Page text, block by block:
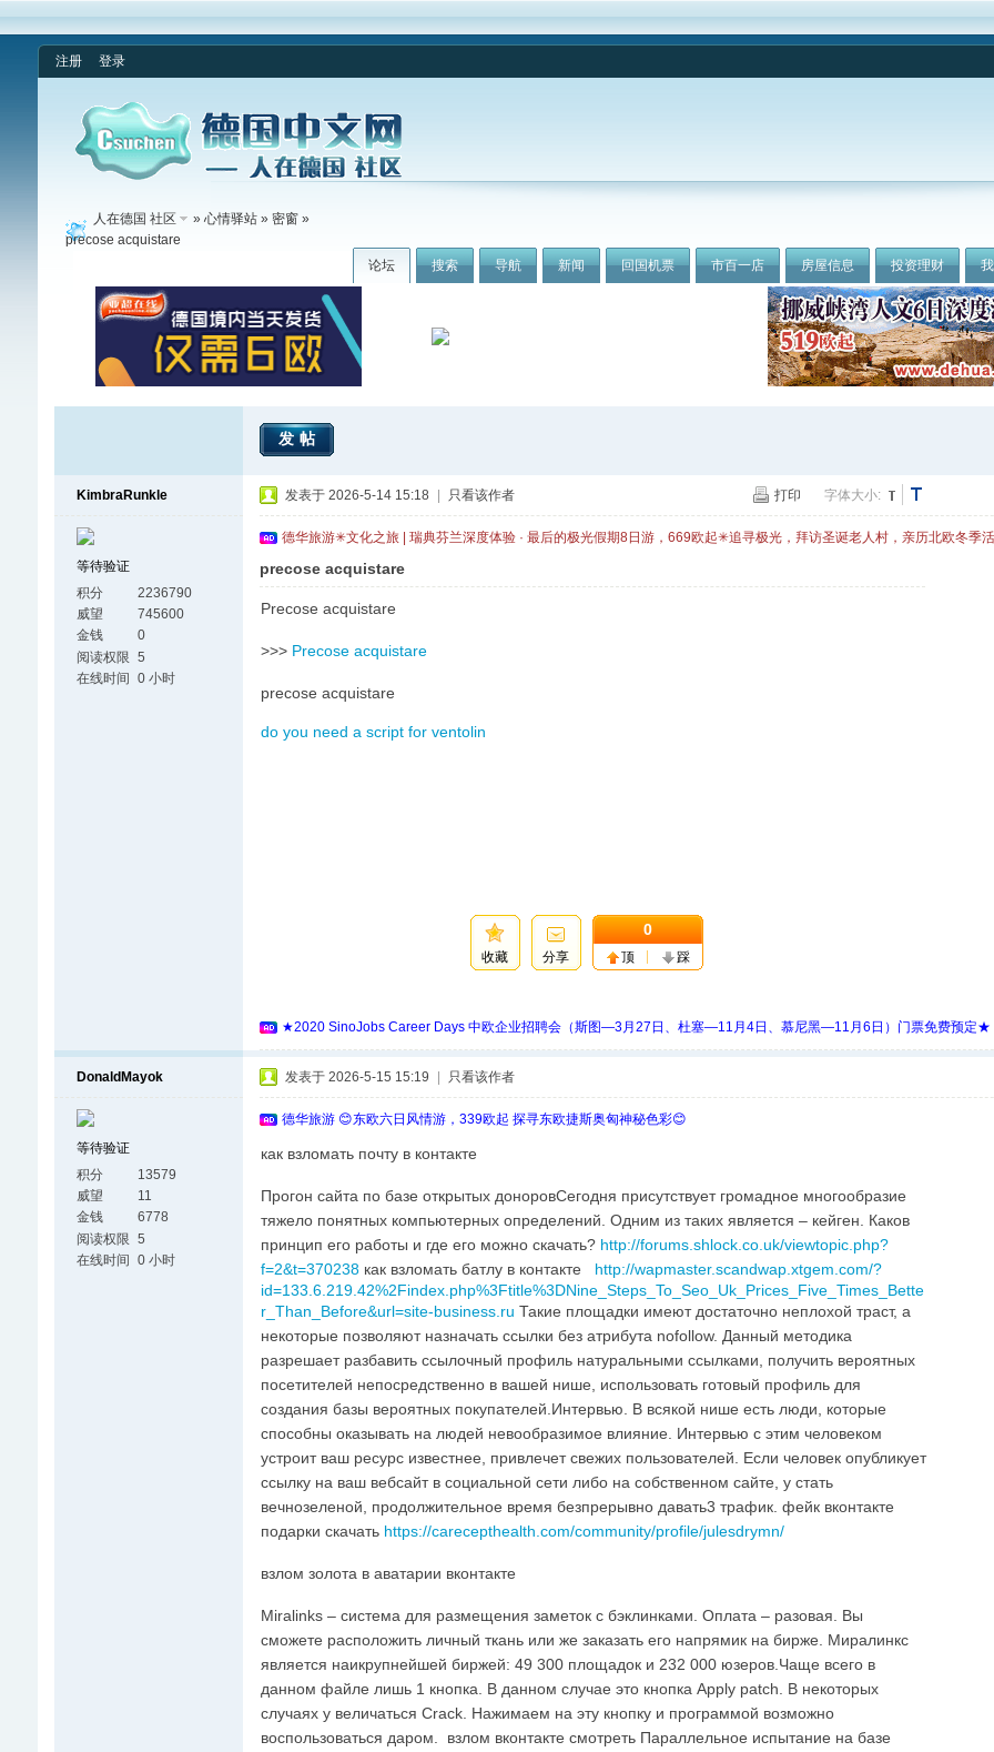
注册 登录
论坛 搜索 导航 新闻 回国机票 市百一店 房屋信息 投资理财
人在德国 社区 » 心情驿站» 密窗»
precose acquistare
发帖
KimbraRunkle
等待验证
积分
2236790
威望
745600
金钱
0
阅读权限 5
在线时间 0 小时
打印 字体大小:
发表于 2026-5-14 15:18 只看该作者
德华旅游✳文化之旅 | 瑞典芬兰深度体验 · 最后的极光假期8日游，669欧起✳追寻极光，拜访圣诞老人村，亲历北欧冬季
precose acquistare
Precose acquistare
>>> Precose acquistare
precose acquistare
do you need a script for ventolin
收藏 分享
0
顶 踩
★2020 SinoJobs Career Days 中欧企业招聘会（斯图—3月27日、杜塞—11月4日、慕尼黑—11月6日）门票免费预定★
DonaldMayok
等待验证
积分
13579
威望
11
金钱
6778
阅读权限 5
在线时间 0 小时
发表于 2026-5-15 15:19 只看该作者
德华旅游 😊东欧六日风情游，339欧起 探寻东欧捷斯奥匈神秘色彩😊
как взломать почту в контакте
Прогон сайта по базе открытых доноровСегодня присутствует громадное многообразие
тяжело понятных компьютерных определений. Одним из таких является – кейген. Каков
принцип его работы и где его можно скачать? http://forums.shlock.co.uk/viewtopic.php?
f=2&t=370238как взломать батлу в контакте http://wapmaster.scandwap.xtgem.com/?
id=133.6.219.42%2Findex.php%3Ftitle%3DNine_Steps_To_Seo_Uk_Prices_Five_Times_Bette
r_Than_Before&url=site-business.ru Такие площадки имеют достаточно неплохой траст, а
некоторые позволяют назначать ссылки без атрибута nofollow. Данный методика
разрешает разбавить ссылочный профиль натуральными ссылками, получить вероятных
посетителей непосредственно в вашей нише, использовать готовый профиль для
создания базы вероятных покупателей.Интервью. В всякой нише есть люди, которые
способны оказывать на людей невообразимое влияние. Интервью с этим человеком
устроит ваш ресурс известнее, привлечет свежих пользователей. Если человек опубликует
ссылку на ваш вебсайт в социальной сети либо на собственном сайте, у стать
вечнозеленой, продолжительное время безпрерывно давать3 трафик. фейк вконтакте
подарки скачать https://carecepthealth.com/community/profile/julesdrymn/
взлом золота в аватарии вконтакте
Miralinks – система для размещения заметок с бэклинками. Оплата – разовая. Вы
сможете расположить личный ткань или же заказать его напрямик на бирже. Миралинкс
является наикрупнейшей биржей: 49 300 площадок и 232 000 юзеров.Чаще всего в
данном файле лишь 1 кнопка. В данном случае это кнопка Apply patch. В некоторых
случаях у величаться Crack. Нажимаем на эту кнопку и программой возможно
воспользоваться даром. взлом вконтакте смотреть Параллельное испытание на базе